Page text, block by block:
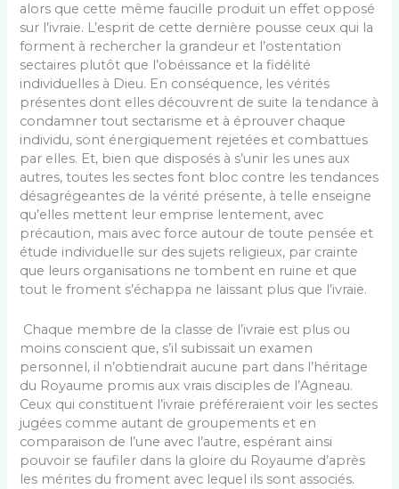
alors que cette même faucille produit un effet opposé
sur l’ivraie. L’esprit de cette dernière pousse ceux qui la
forment à rechercher la grandeur et l’ostentation
sectaires plutôt que l’obéissance et la fidélité
individuelles à Dieu. En conséquence, les vérités
présentes dont elles découvrent de suite la tendance à
condamner tout sectarisme et à éprouver chaque
individu, sont énergiquement rejetées et combattues
par elles. Et, bien que disposés à s’unir les unes aux
autres, toutes les sectes font bloc contre les tendances
désagrégeantes de la vérité présente, à telle enseigne
qu’elles mettent leur emprise lentement, avec
précaution, mais avec force autour de toute pensée et
étude individuelle sur des sujets religieux, par crainte
que leurs organisations ne tombent en ruine et que
tout le froment s’échappa ne laissant plus que l’ivraie.
Chaque membre de la classe de l’ivraie est plus ou
moins conscient que, s’il subissait un examen
personnel, il n’obtiendrait aucune part dans l’héritage
du Royaume promis aux vrais disciples de l’Agneau.
Ceux qui constituent l’ivraie préféreraient voir les sectes
jugées comme autant de groupements et en
comparaison de l’une avec l’autre, espérant ainsi
pouvoir se faufiler dans la gloire du Royaume d’après
les mérites du froment avec lequel ils sont associés.